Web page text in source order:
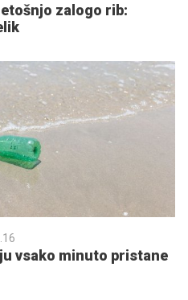
zalogo rib:
vsako minuto pristane